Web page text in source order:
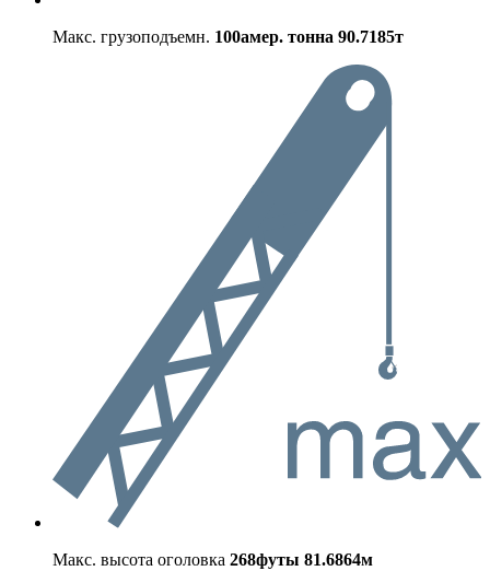
Макс. грузоподъемн. 100амер. тонна 90.7185т
Макс. высота оголовка 268футы 81.6864м